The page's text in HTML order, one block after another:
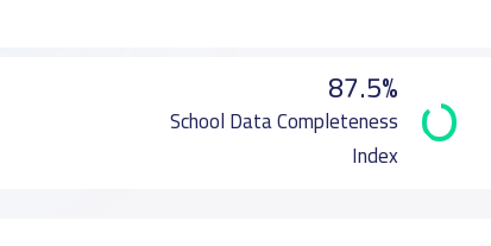
87.5%
School Data Completeness
Index